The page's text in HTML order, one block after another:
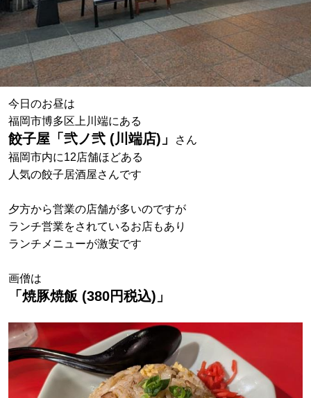
今日のお昼は
福岡市博多区上川端にある
餃子屋「弐ノ弐 (川端店)」
さん
福岡市内に12店舗ほどある
人気の餃子居酒屋さんです
夕方から営業の店舗が多いのですが
ランチ営業をされているお店もあり
ランチメニューが激安です
画僧は
「焼豚焼飯 (380円税込)」